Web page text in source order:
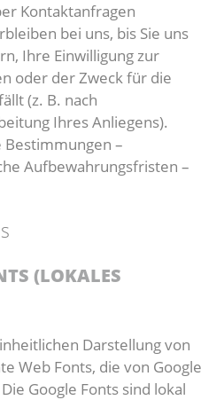
Kontaktanfragen
bei uns, bis Sie uns
Ihre Einwilligung zur
oder der Zweck für die
(z. B. nach
Ihres Anliegens).
Bestimmungen –
Aufbewahrungsfristen –
(LOKALES
Darstellung von
Web Fonts, die von Google
Google Fonts sind lokal